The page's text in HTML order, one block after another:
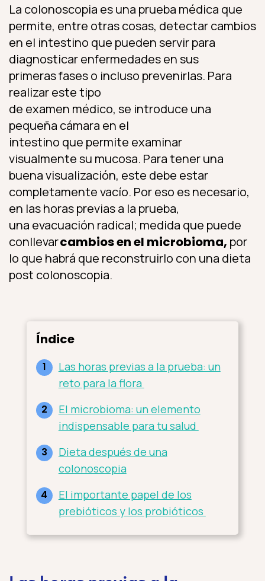
La colonoscopia es una prueba médica que
permite, entre otras cosas, detectar cambios
en el intestino que pueden servir para
diagnosticar enfermedades en sus
primeras fases o incluso prevenirlas. Para
realizar este tipo
de examen médico, se introduce una
pequeña cámara en el
intestino que permite examinar
visualmente su mucosa. Para tener una
buena visualización, este debe estar
completamente vacío. Por eso es necesario,
en las horas previas a la prueba,
una evacuación radical; medida que puede
conllevarcambios en el microbioma, por
lo que habrá que reconstruirlo con una dieta
post colonoscopia.
Índice
Las horas previas a la prueba: un
reto para la flora
El microbioma: un elemento
indispensable para tu salud
Dieta después de una
colonoscopia
El importante papel de los
prebióticos y los probióticos